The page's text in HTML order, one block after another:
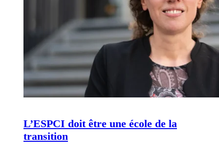
L’ESPCI doit être une école de la
transition